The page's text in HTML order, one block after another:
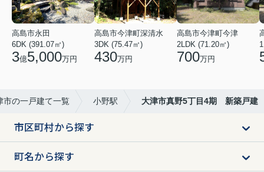
高島市永田
6DK (391.07㎡)
3億5,000万円
高島市今津町深清水
3DK (75.47㎡)
430万円
高島市今津町今津
2LDK (71.20㎡)
700万円
市の一戸建て一覧 小野駅 大津市真野5丁目4期 新築戸建
市区町村から探す
町名から探す